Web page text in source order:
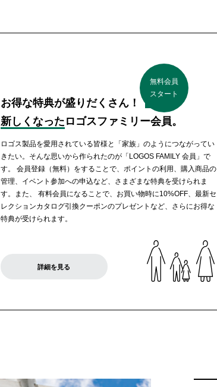
お得な特典が盛りだくさん！
無料会員
スタート
新しくなった ロゴスファミリー会員。
ロゴス製品を愛用されている皆様と「家族」のようにつながってい
きたい。そんな思いから作られたのが「LOGOS FAMILY 会員」で
す。 会員登録（無料）をすることで、ポイントの利用、購入商品の
管理、イベント参加への申込など、さまざまな特典を受けられま
す。また、 有料会員になることで、お買い物時に10%OFF、最新セ
レクションカタログ引換クーポンのプレゼントなど、さらにお得な
特典が受けられます。
詳細を見る